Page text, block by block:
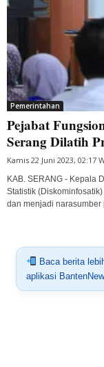
Pemerintahan
Pejabat
Serang Dilatih
Kamis 22 Juni 2023, 02:17
KAB. SERANG - Kepala
Statistik
dan menjadi narasumber
Baca berita
aplikasi